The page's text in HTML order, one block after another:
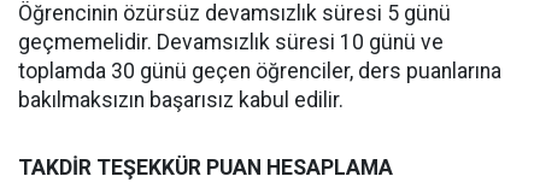
Öğrencinin özürsüz devamsızlık süresi 5 günü
geçmemelidir. Devamsızlık süresi 10 günü ve
toplamda 30 günü geçen öğrenciler, ders puanlarına
bakılmaksızın başarısız kabul edilir.
TAKDİR TEŞEKKÜR PUAN HESAPLAMA